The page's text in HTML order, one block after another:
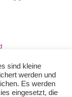
oder Kollegen
sind kleine
werden und
Es werden
eingesetzt, die